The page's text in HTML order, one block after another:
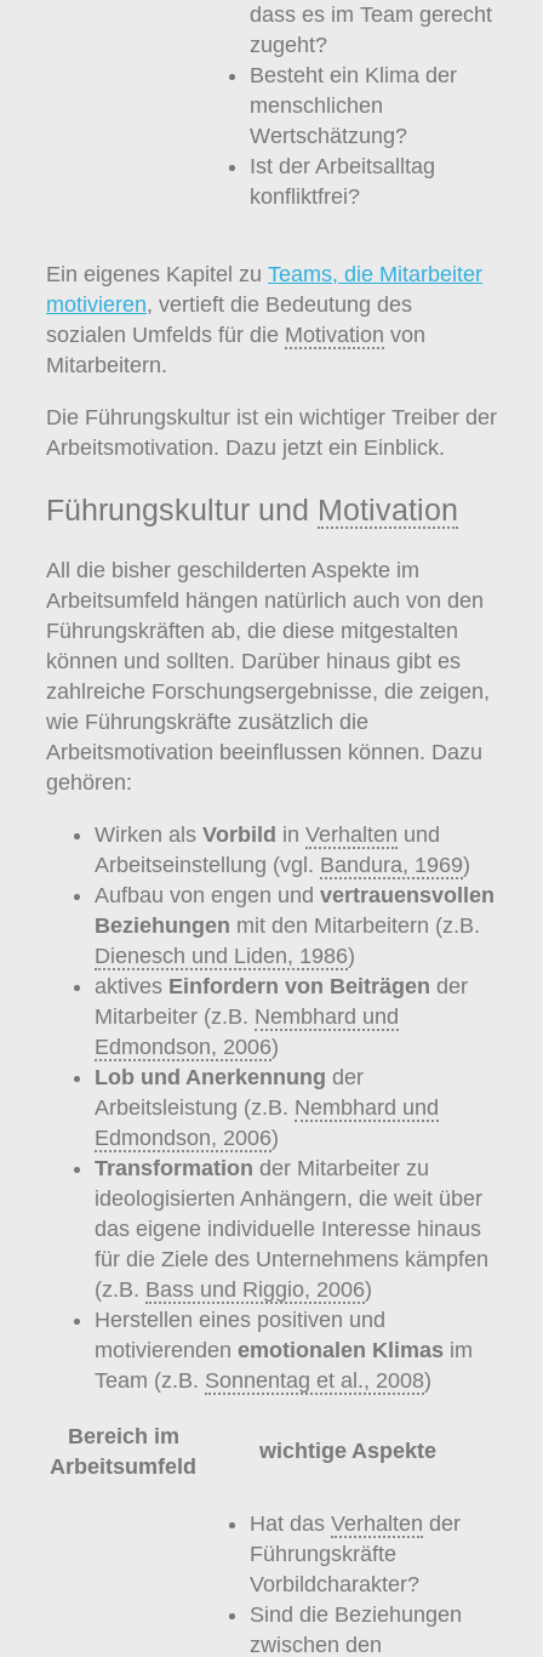
dass es im Team gerecht
zugeht?
Besteht ein Klima der
menschlichen
Wertschätzung?
Ist der Arbeitsalltag
konfliktfrei?
Ein eigenes Kapitel zu Teams, die Mitarbeiter
motivieren, vertieft die Bedeutung des
sozialen Umfelds für die Motivation von
Mitarbeitern.
Die Führungskultur ist ein wichtiger Treiber der
Arbeitsmotivation. Dazu jetzt ein Einblick.
Führungskultur und Motivation
All die bisher geschilderten Aspekte im
Arbeitsumfeld hängen natürlich auch von den
Führungskräften ab, die diese mitgestalten
können und sollten. Darüber hinaus gibt es
zahlreiche Forschungsergebnisse, die zeigen,
wie Führungskräfte zusätzlich die
Arbeitsmotivation beeinflussen können. Dazu
gehören:
Wirken als Vorbild in Verhalten und
Arbeitseinstellung (vgl. Bandura, 1969)
Aufbau von engen und vertrauensvollen
Beziehungen mit den Mitarbeitern (z.B.
Dienesch und Liden, 1986)
aktives Einfordern von Beiträgen der
Mitarbeiter (z.B. Nembhard und
Edmondson, 2006)
Lob und Anerkennung der
Arbeitsleistung (z.B. Nembhard und
Edmondson, 2006)
Transformation der Mitarbeiter zu
ideologisierten Anhängern, die weit über
das eigene individuelle Interesse hinaus
für die Ziele des Unternehmens kämpfen
(z.B. Bass und Riggio, 2006)
Herstellen eines positiven und
motivierenden emotionalen Klimas im
Team (z.B. Sonnentag et al., 2008)
Bereich im
Arbeitsumfeld
wichtige Aspekte
Hat das Verhalten der
Führungskräfte
Vorbildcharakter?
Sind die Beziehungen
zwischen den